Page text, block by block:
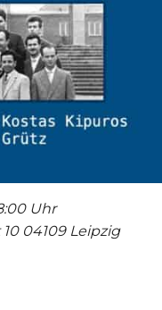
Uhr
04109 Leipzig